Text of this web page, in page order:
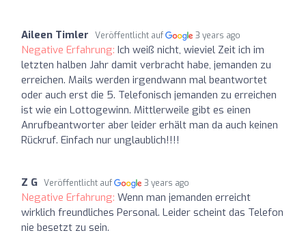
Aileen Timler Veröffentlicht auf 3 years ago
Negative Erfahrung: Ich weiß nicht, wieviel Zeit ich im
letzten halben Jahr damit verbracht habe, jemanden zu
erreichen. Mails werden irgendwann mal beantwortet
oder auch erst die 5. Telefonisch jemanden zu erreichen
ist wie ein Lottogewinn. Mittlerweile gibt es einen
Anrufbeantworter aber leider erhält man da auch keinen
Rückruf. Einfach nur unglaublich!!!!
Z G Veröffentlicht auf 3 years ago
Negative Erfahrung: Wenn man jemanden erreicht
wirklich freundliches Personal. Leider scheint das Telefon
nie besetzt zu sein.